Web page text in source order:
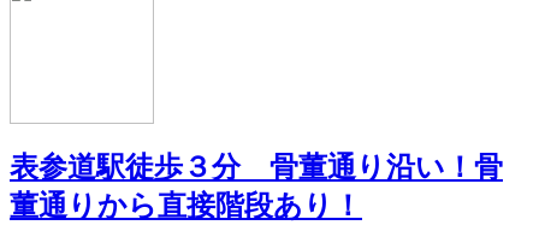
表参道駅徒歩３分 骨董通り沿い！骨
董通りから直接階段あり！